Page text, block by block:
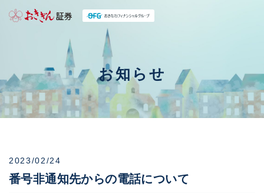
お知らせ
2023/02/24
番号非通知先からの電話について